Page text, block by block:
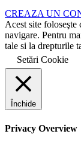
CREAZA UN
Acest site foloseşte
navigare. Pentru
tale si la drepturile
Setări Cookie
Închide
Privacy Overview